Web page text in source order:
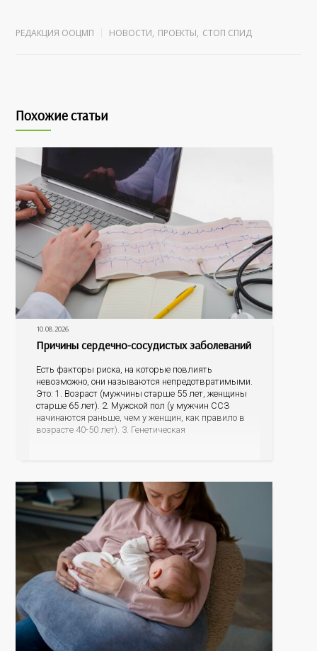
РЕДАКЦИЯ ООЦМП НОВОСТИ, ПРОЕКТЫ, СТОП СПИД
Похожие статьи
10.08.2026
Причины сердечно-сосудистых заболеваний
Есть факторы риска, на которые повлиять
невозможно, они называются непредотвратимыми.
Это: 1. Возраст (мужчины старше 55 лет, женщины
старше 65 лет). 2. Мужской пол (у мужчин ССЗ
начинаются раньше, чем у женщин, как правило в
возрасте 40-50 лет). 3. Генетическая